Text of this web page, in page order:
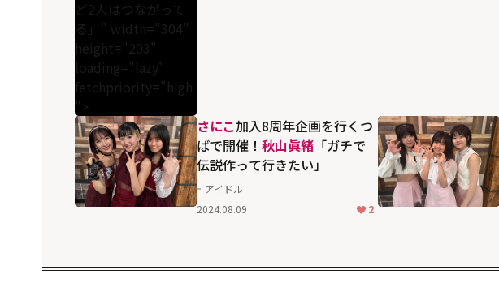
ど2人はつながって
る」" width="304"
height="203"
loading="lazy"
fetchpriority="high
">
さにこ加入8周年企画を行くつ
ばで開催！ 秋山眞緒 「ガチで
伝説作って行きたい」
アイドル
2024.08.09
2